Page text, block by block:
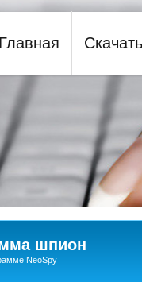
Главная Скачать
шпион
NeoSpy